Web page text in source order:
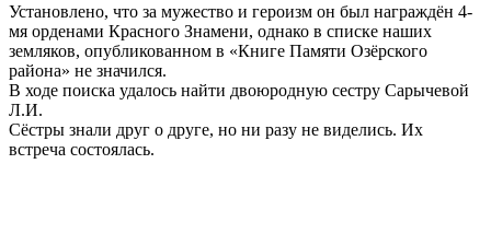
Установлено, что за мужество и героизм он был награждён 4-
мя орденами Красного Знамени, однако в списке наших
земляков, опубликованном в «Книге Памяти Озёрского
района» не значился.
В ходе поиска удалось найти двоюродную сестру Сарычевой
Л.И.
Сёстры знали друг о друге, но ни разу не виделись. Их
встреча состоялась.